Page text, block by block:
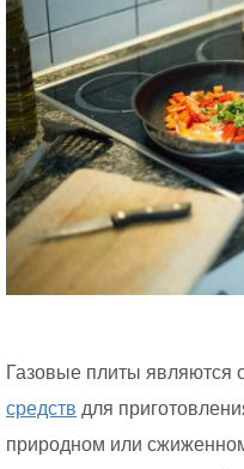
Газовые плиты являются
средств для
природном или